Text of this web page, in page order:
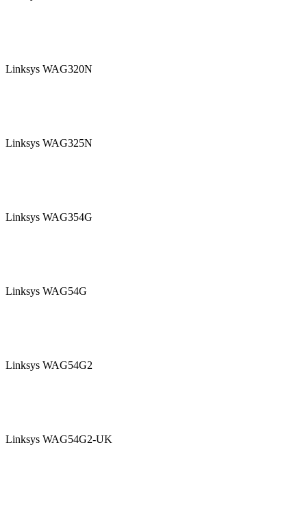
Linksys WAG320N
Linksys WAG325N
Linksys WAG354G
Linksys WAG54G
Linksys WAG54G2
Linksys WAG54G2-UK